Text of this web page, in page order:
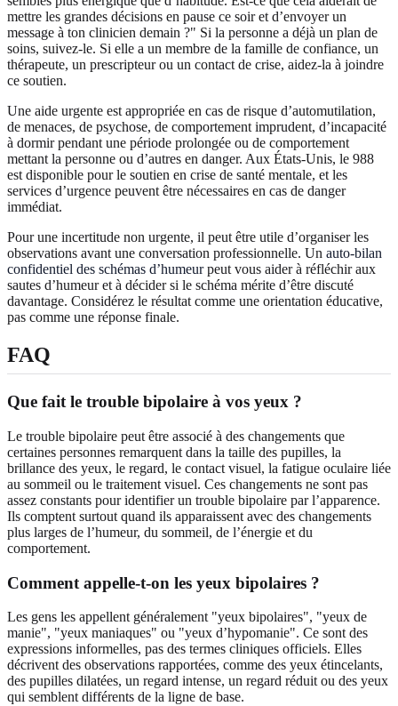
mettre les grandes décisions en pause ce soir et d’envoyer un
message à ton clinicien demain ?" Si la personne a déjà un plan de
soins, suivez-le. Si elle a un membre de la famille de confiance, un
thérapeute, un prescripteur ou un contact de crise, aidez-la à joindre
ce soutien.
Une aide urgente est appropriée en cas de risque d’automutilation,
de menaces, de psychose, de comportement imprudent, d’incapacité
à dormir pendant une période prolongée ou de comportement
mettant la personne ou d’autres en danger. Aux États-Unis, le 988
est disponible pour le soutien en crise de santé mentale, et les
services d’urgence peuvent être nécessaires en cas de danger
immédiat.
Pour une incertitude non urgente, il peut être utile d’organiser les
observations avant une conversation professionnelle. Un auto-bilan
confidentiel des schémas d’humeurpeut vous aider à réfléchir aux
sautes d’humeur et à décider si le schéma mérite d’être discuté
davantage. Considérez le résultat comme une orientation éducative,
pas comme une réponse finale.
FAQ
Que fait le trouble bipolaire à vos yeux ?
Le trouble bipolaire peut être associé à des changements que
certaines personnes remarquent dans la taille des pupilles, la
brillance des yeux, le regard, le contact visuel, la fatigue oculaire liée
au sommeil ou le traitement visuel. Ces changements ne sont pas
assez constants pour identifier un trouble bipolaire par l’apparence.
Ils comptent surtout quand ils apparaissent avec des changements
plus larges de l’humeur, du sommeil, de l’énergie et du
comportement.
Comment appelle-t-on les yeux bipolaires ?
Les gens les appellent généralement "yeux bipolaires", "yeux de
manie", "yeux maniaques" ou "yeux d’hypomanie". Ce sont des
expressions informelles, pas des termes cliniques officiels. Elles
décrivent des observations rapportées, comme des yeux étincelants,
des pupilles dilatées, un regard intense, un regard réduit ou des yeux
qui semblent différents de la ligne de base.